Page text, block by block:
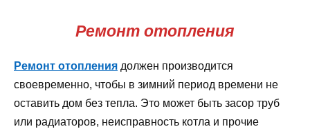
Ремонт отопления
Ремонт отопления должен производится
своевременно, чтобы в зимний период времени не
оставить дом без тепла. Это может быть засор труб
или радиаторов, неисправность котла и прочие